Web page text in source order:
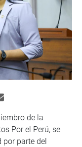
de la
Por el Perú, se
parte del